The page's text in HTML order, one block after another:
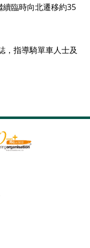
臨時向北遷移約35
指導騎單車人士及